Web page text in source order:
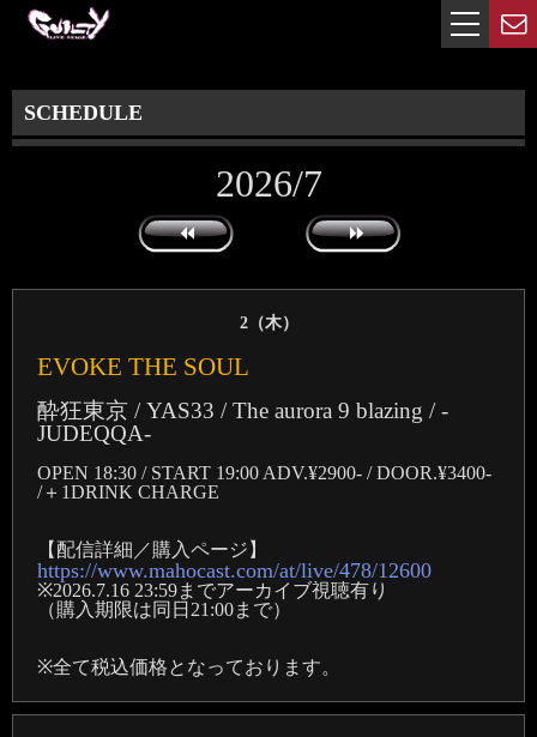
SCHEDULE
2026/7
2（木）
EVOKE THE SOUL
酔狂東京 / YAS33 / The aurora 9 blazing / -
JUDEQQA-
OPEN 18:30 / START 19:00 ADV.¥2900- / DOOR.¥3400-
/＋1DRINK CHARGE
【配信詳細／購入ページ】
https://www.mahocast.com/at/live/478/12600
※2026.7.16 23:59までアーカイブ視聴有り
（購入期限は同日21:00まで）
※全て税込価格となっております。